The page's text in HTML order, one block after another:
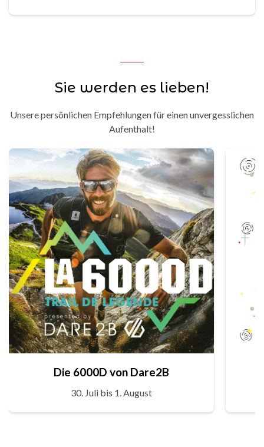
Sie werden es lieben!
Unsere persönlichen Empfehlungen für einen unvergesslichen
Aufenthalt!
Die 6000D von Dare2B
30. Juli bis 1. August